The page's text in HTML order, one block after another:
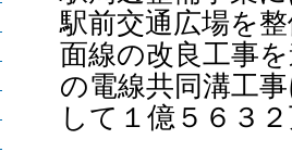
駅前交通広場を
面線の改良工事
の電線共同溝工
して１億５６３